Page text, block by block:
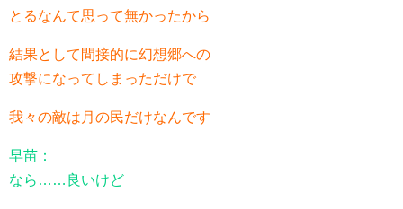
とるなんて思って無かったから
結果として間接的に幻想郷への
攻撃になってしまっただけで
我々の敵は月の民だけなんです
早苗：
なら……良いけど